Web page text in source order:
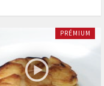
PRÉMIUM